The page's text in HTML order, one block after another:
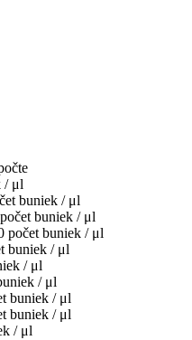
/ μl
buniek / μl
buniek / μl
počet buniek / μl
buniek / μl
/ μl
/ μl
buniek / μl
buniek / μl
/ μl